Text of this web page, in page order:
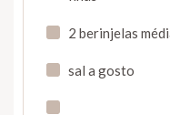
2 berinjelas
sal a gosto